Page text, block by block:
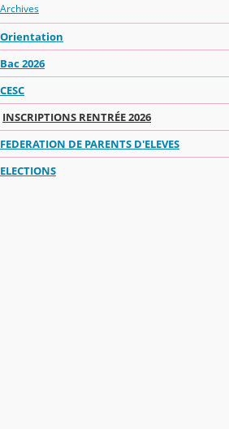
Archives
Orientation
Bac 2026
CESC
INSCRIPTIONS RENTRÉE 2026
FEDERATION DE PARENTS D'ELEVES
ELECTIONS